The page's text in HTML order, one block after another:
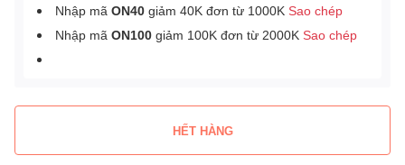
Nhập mã ON40 giảm 40K đơn từ 1000K Sao chép
Nhập mã ON100 giảm 100K đơn từ 2000K Sao chép
HẾT HÀNG